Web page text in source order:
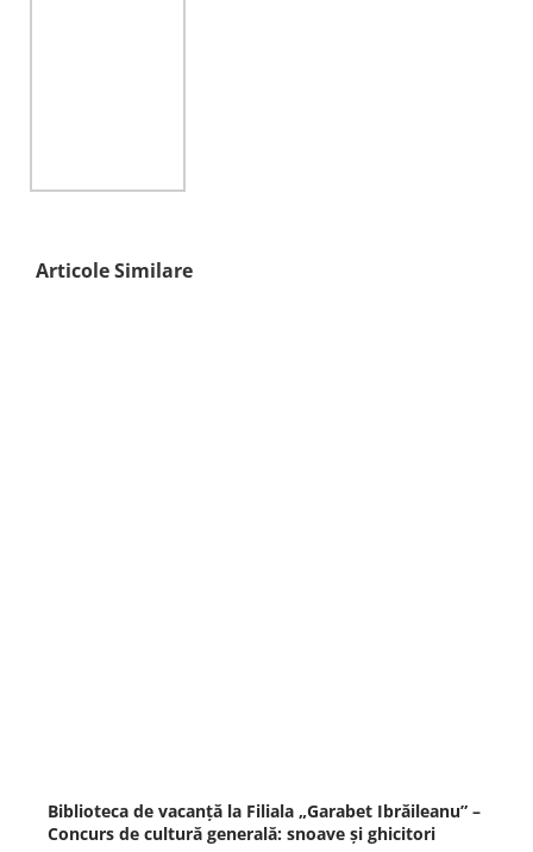
Articole Similare
Biblioteca de vacanță la Filiala „Garabet Ibrăileanu” –
Concurs de cultură generală: snoave și ghicitori